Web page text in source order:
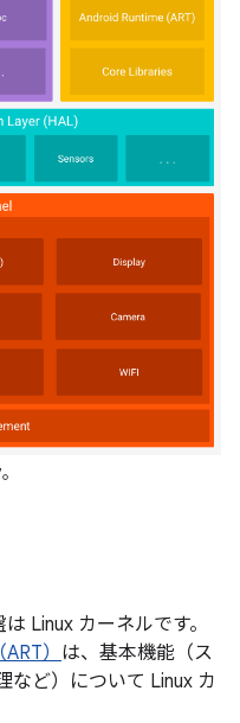
Linux カーネルです。
） は、基本機能（ス
など）について Linux カ